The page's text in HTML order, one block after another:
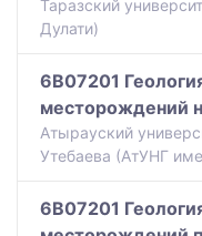
Таразский
Дулати)
6B07201
месторождений
Атырауский
Утебаева (АтУНГ
6B07201